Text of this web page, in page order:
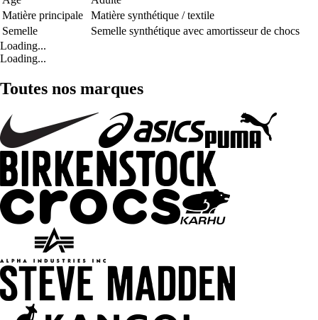
Matière principale
Matière synthétique / textile
Semelle
Semelle synthétique avec amortisseur de chocs
Loading...
Loading...
Toutes nos marques